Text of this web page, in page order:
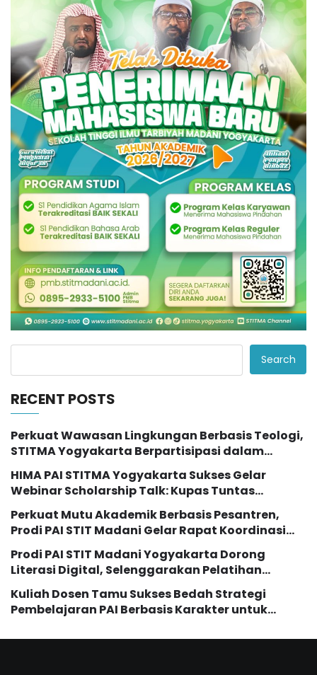
Search
RECENT POSTS
Perkuat Wawasan Lingkungan Berbasis Teologi,
STITMA Yogyakarta Berpartisipasi dalam
Seminar Internasional “The Transformation of
Eco Theology Education”
HIMA PAI STITMA Yogyakarta Sukses Gelar
Webinar Scholarship Talk: Kupas Tuntas
Peluang Studi Lanjut dengan Beasiswa LPDP
Perkuat Mutu Akademik Berbasis Pesantren,
Prodi PAI STIT Madani Gelar Rapat Koordinasi
dan Evaluasi Kurikulum
Prodi PAI STIT Madani Yogyakarta Dorong
Literasi Digital, Selenggarakan Pelatihan
Pemanfaatan AI bagi Mahasiswi
Kuliah Dosen Tamu Sukses Bedah Strategi
Pembelajaran PAI Berbasis Karakter untuk